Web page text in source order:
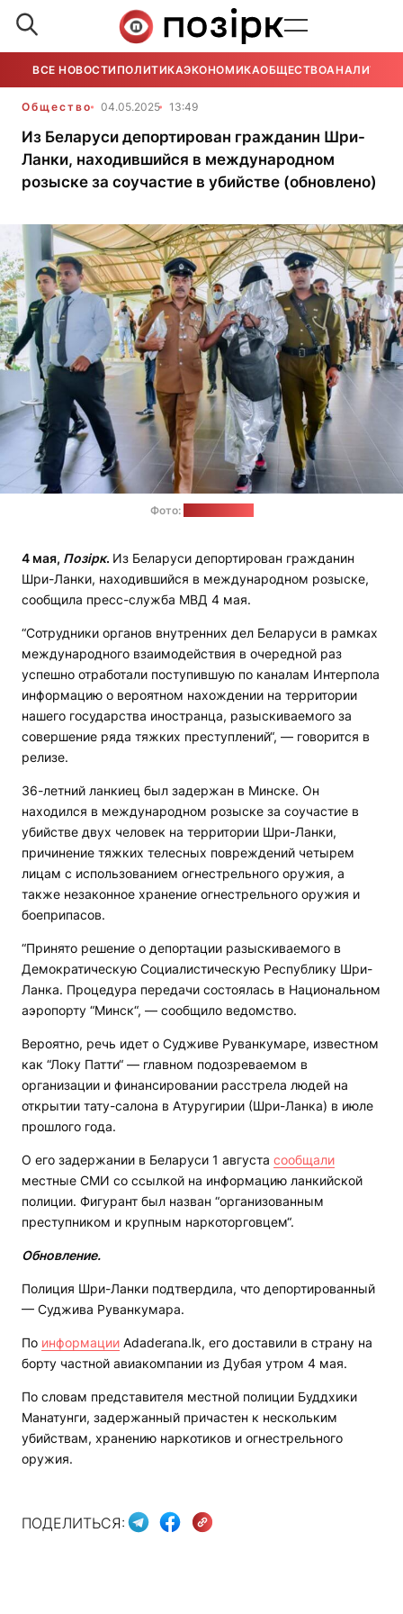
ВСЕ НОВОСТИ ПОЛИТИКАЭКОНОМИКАОБЩЕСТВОАНАЛИТИКА
Общество 04.05.2025 13:49
Из Беларуси депортирован гражданин Шри-
Ланки, находившийся в международном
розыске за соучастие в убийстве (обновлено)
Фото:
4 мая, Позірк. Из Беларуси депортирован гражданин
Шри-Ланки, находившийся в международном розыске,
сообщила пресс-служба МВД 4 мая.
“Сотрудники органов внутренних дел Беларуси в рамках
международного взаимодействия в очередной раз
успешно отработали поступившую по каналам Интерпола
информацию о вероятном нахождении на территории
нашего государства иностранца, разыскиваемого за
совершение ряда тяжких преступлений“, — говорится в
релизе.
36-летний ланкиец был задержан в Минске. Он
находился в международном розыске за соучастие в
убийстве двух человек на территории Шри-Ланки,
причинение тяжких телесных повреждений четырем
лицам с использованием огнестрельного оружия, а
также незаконное хранение огнестрельного оружия и
боеприпасов.
“Принято решение о депортации разыскиваемого в
Демократическую Социалистическую Республику Шри-
Ланка. Процедура передачи состоялась в Национальном
аэропорту “Минск“, — сообщило ведомство.
Вероятно, речь идет о Судживе Руванкумаре, известном
как “Локу Патти“ — главном подозреваемом в
организации и финансировании расстрела людей на
открытии тату-салона в Атуругирии (Шри-Ланка) в июле
прошлого года.
О его задержании в Беларуси 1 августа сообщали
местные СМИ со ссылкой на информацию ланкийской
полиции. Фигурант был назван “организованным
преступником и крупным наркоторговцем“.
Обновление.
Полиция Шри-Ланки подтвердила, что депортированный
— Суджива Руванкумара.
По информации Adaderana.lk, его доставили в страну на
борту частной авиакомпании из Дубая утром 4 мая.
По словам представителя местной полиции Буддхики
Манатунги, задержанный причастен к нескольким
убийствам, хранению наркотиков и огнестрельного
оружия.
ПОДЕЛИТЬСЯ: